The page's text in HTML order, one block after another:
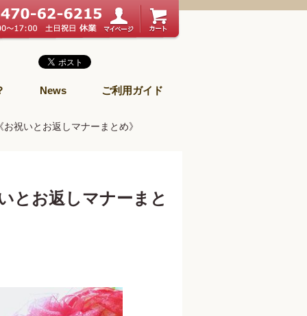
News ご利用ガイド
祝いとお返しマナーまとめ》
とお返しマナーまと